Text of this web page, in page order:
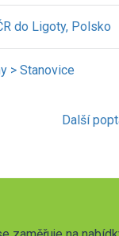
do Ligoty, Polsko
> Stanovice
Další